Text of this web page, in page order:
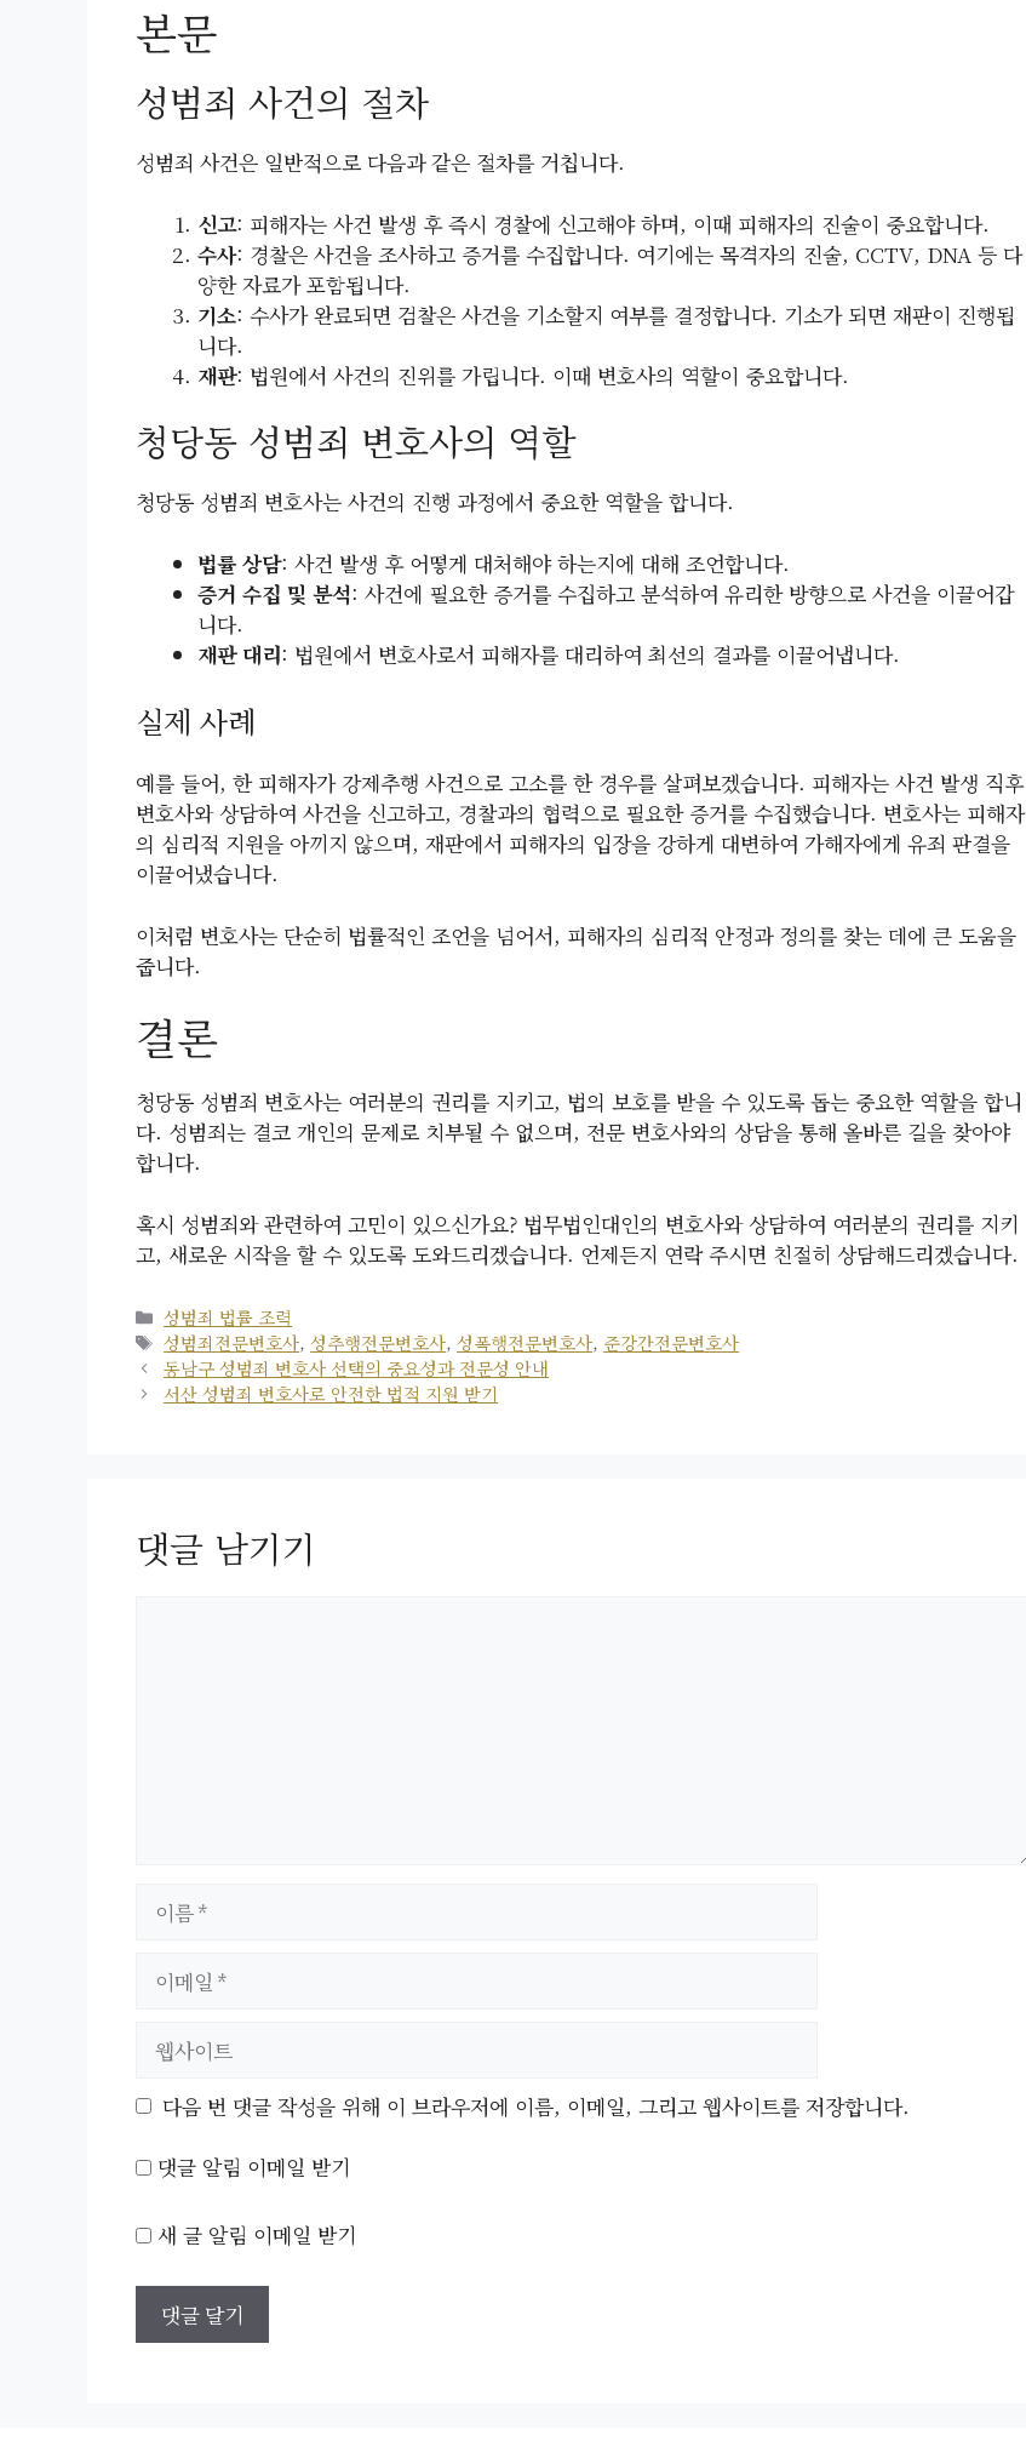
본문
성범죄 사건의 절차
성범죄 사건은 일반적으로 다음과 같은 절차를 거칩니다.
신고: 피해자는 사건 발생 후 즉시 경찰에 신고해야 하며, 이때 피해자의 진술이 중요합니다.
수사: 경찰은 사건을 조사하고 증거를 수집합니다. 여기에는 목격자의 진술, CCTV, DNA 등 다
양한 자료가 포함됩니다.
기소: 수사가 완료되면 검찰은 사건을 기소할지 여부를 결정합니다. 기소가 되면 재판이 진행됩
니다.
재판: 법원에서 사건의 진위를 가립니다. 이때 변호사의 역할이 중요합니다.
청당동 성범죄 변호사의 역할
청당동 성범죄 변호사는 사건의 진행 과정에서 중요한 역할을 합니다.
법률 상담: 사건 발생 후 어떻게 대처해야 하는지에 대해 조언합니다.
증거 수집 및 분석: 사건에 필요한 증거를 수집하고 분석하여 유리한 방향으로 사건을 이끌어갑
니다.
재판 대리: 법원에서 변호사로서 피해자를 대리하여 최선의 결과를 이끌어냅니다.
실제 사례
예를 들어, 한 피해자가 강제추행 사건으로 고소를 한 경우를 살펴보겠습니다. 피해자는 사건 발생 직후
변호사와 상담하여 사건을 신고하고, 경찰과의 협력으로 필요한 증거를 수집했습니다. 변호사는 피해자
의 심리적 지원을 아끼지 않으며, 재판에서 피해자의 입장을 강하게 대변하여 가해자에게 유죄 판결을
이끌어냈습니다.
이처럼 변호사는 단순히 법률적인 조언을 넘어서, 피해자의 심리적 안정과 정의를 찾는 데에 큰 도움을
줍니다.
결론
청당동 성범죄 변호사는 여러분의 권리를 지키고, 법의 보호를 받을 수 있도록 돕는 중요한 역할을 합니
다. 성범죄는 결코 개인의 문제로 치부될 수 없으며, 전문 변호사와의 상담을 통해 올바른 길을 찾아야
합니다.
혹시 성범죄와 관련하여 고민이 있으신가요? 법무법인대인의 변호사와 상담하여 여러분의 권리를 지키
고, 새로운 시작을 할 수 있도록 도와드리겠습니다. 언제든지 연락 주시면 친절히 상담해드리겠습니다.
카
테
고
리
성범죄 법률 조력
태
그
성범죄전문변호사,성추행전문변호사,성폭행전문변호사, 준강간전문변호사
동남구 성범죄 변호사 선택의 중요성과 전문성 안내
서산 성범죄 변호사로 안전한 법적 지원 받기
댓글 남기기
이 다음 번 댓글 작성을 위해 이 브라우저에 이름, 이메일, 그리고 웹사이트를 저장합니다.
댓글 알림 이메일 받기
새 글 알림 이메일 받기